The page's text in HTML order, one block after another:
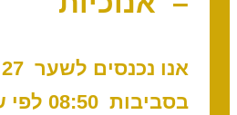
אנו נכנסים לשער 27 ק
בסביבות